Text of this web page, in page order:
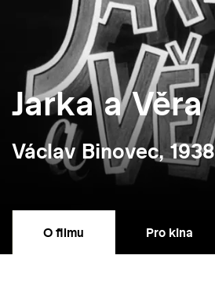
Jarka a Věra
Václav Binovec, 1938
O filmu Pro kina